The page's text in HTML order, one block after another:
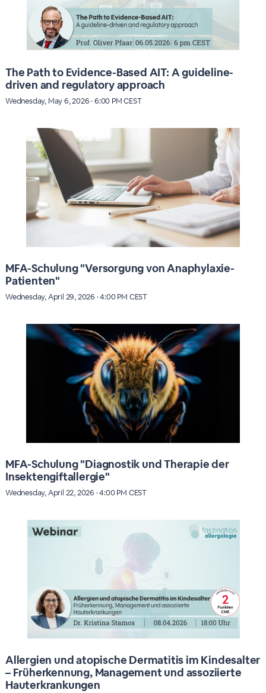
The Path to Evidence-Based AIT: A guideline-
driven and regulatory approach
Wednesday, May 6, 2026 · 6:00 PM CEST
MFA-Schulung "Versorgung von Anaphylaxie-
Patienten"
Wednesday, April 29, 2026 · 4:00 PM CEST
MFA-Schulung "Diagnostik und Therapie der
Insektengiftallergie"
Wednesday, April 22, 2026 · 4:00 PM CEST
Allergien und atopische Dermatitis im Kindesalter
– Früherkennung, Management und assoziierte
Hauterkrankungen